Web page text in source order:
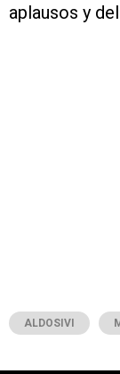
aplausos y
ALDOSIVI